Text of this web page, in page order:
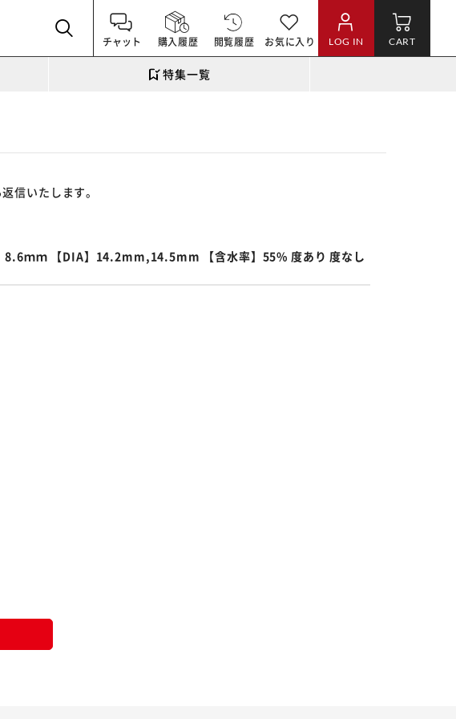
チャット 購入履歴 閲覧履歴 お気に入り LOG IN CART
特集一覧
信いたします。
8.6ｍｍ 【DIA】14.2mm,14.5mm 【含水率】55% 度あり 度なし